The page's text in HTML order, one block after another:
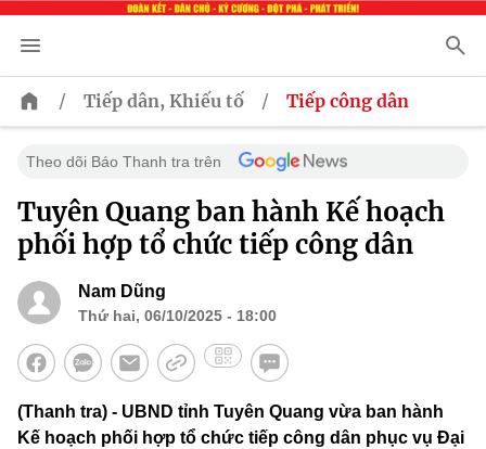
/ Tiếp dân, Khiếu tố / Tiếp công dân
Theo dõi Báo Thanh tra trên
Tuyên Quang ban hành Kế hoạch
phối hợp tổ chức tiếp công dân
Nam Dũng
Thứ hai, 06/10/2025 - 18:00
(Thanh tra) - UBND tỉnh Tuyên Quang vừa ban hành
Kế hoạch phối hợp tổ chức tiếp công dân phục vụ Đại